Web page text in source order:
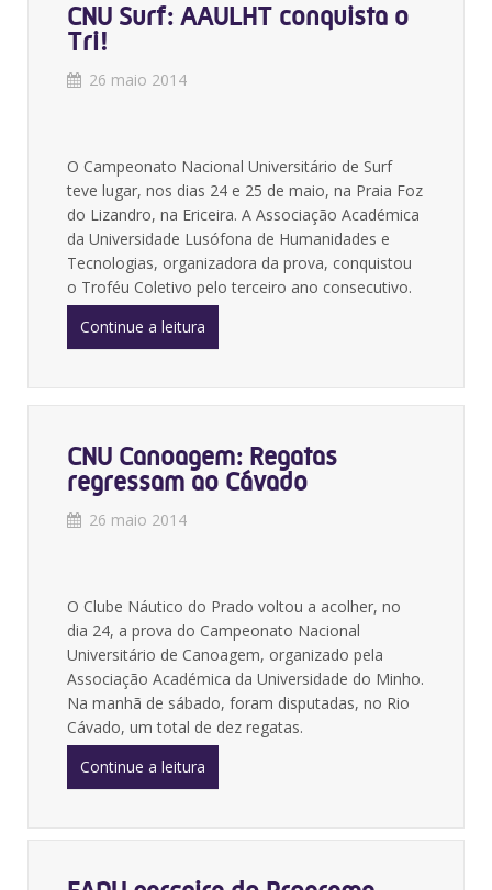
CNU Surf: AAULHT conquista o
Tri!
26 maio 2014
O Campeonato Nacional Universitário de Surf
teve lugar, nos dias 24 e 25 de maio, na Praia Foz
do Lizandro, na Ericeira. A Associação Académica
da Universidade Lusófona de Humanidades e
Tecnologias, organizadora da prova, conquistou
o Troféu Coletivo pelo terceiro ano consecutivo.
Continue a leitura
CNU Canoagem: Regatas
regressam ao Cávado
26 maio 2014
O Clube Náutico do Prado voltou a acolher, no
dia 24, a prova do Campeonato Nacional
Universitário de Canoagem, organizado pela
Associação Académica da Universidade do Minho.
Na manhã de sábado, foram disputadas, no Rio
Cávado, um total de dez regatas.
Continue a leitura